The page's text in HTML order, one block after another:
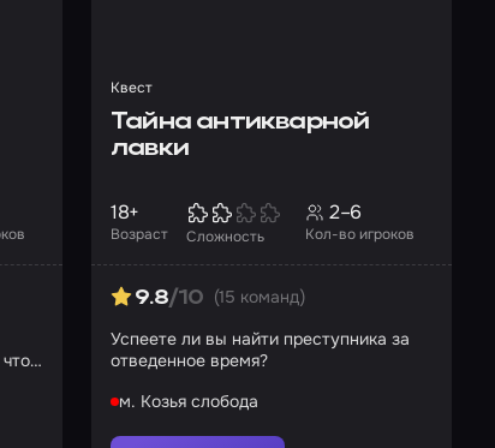
Квест
Тайна антикварной
лавки
Возраст
18+
Сложность Кол-во игроков
2–6
9.8/10 (15 команд)
Успеете ли вы найти преступника за
отведенное время?
м. Козья слобода